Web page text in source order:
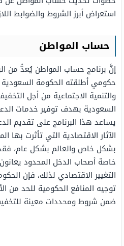
استعراض أبرز الشروط والضوابط
حساب المواطن
إنَّ برنامج حساب المواطن يُعدُّ من
حكومي أطلقته الحكومة السعودية
والتنمية الاجتماعية من أجل
السعودية بهدف توفير خدمات
يساعد هذا البرنامج على تقديم
الآثار الاقتصادية التي تأثرت بها
بشكل خاص والعالم بشكل عام، فقد
خاصة أصحاب الدخل المحدود يعانون
التغيير الاقتصادي لذلك، فإن
توجيه المنافع الحكومية للحد من
ضمن شروط ومحددات معينة